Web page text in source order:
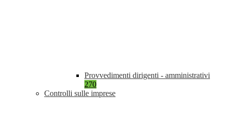
Provvedimenti dirigenti - amministrativi
270
Controlli sulle imprese